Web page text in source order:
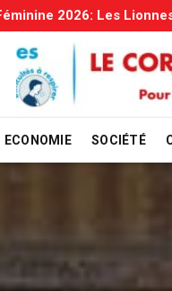
ECONOMIE SOCIÉTÉ
Familiales: Le